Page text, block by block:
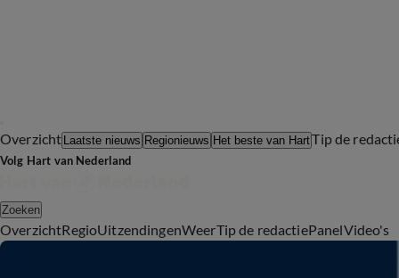
Overzicht Laatste nieuws Regionieuws Het beste van HartTip de
Volg Hart van Nederland
Zoeken
OverzichtRegioUitzendingenWeerTip de redactiePanelVideo's